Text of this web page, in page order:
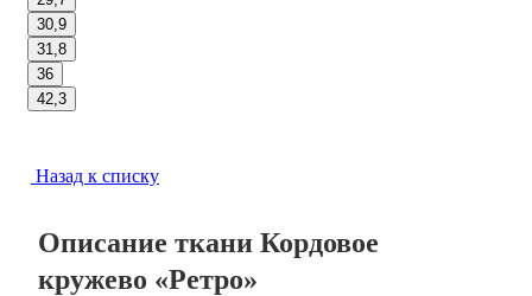
30,9
31,8
36
42,3
Назад к списку
Описание ткани Кордовое
кружево «Ретро»